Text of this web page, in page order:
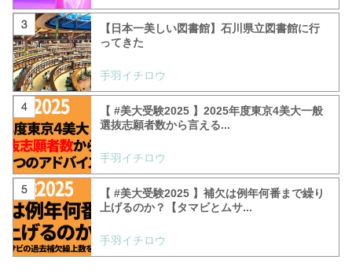
【日本一美しい図書館】石川県立図書館に行
ってきた
手羽イチロウ
【 #美大受験2025 】2025年度東京4美大一般
選抜志願者数から言える...
手羽イチロウ
【 #美大受験2025 】補欠は例年何番まで繰り
上げるのか？【タマビとムサ...
手羽イチロウ